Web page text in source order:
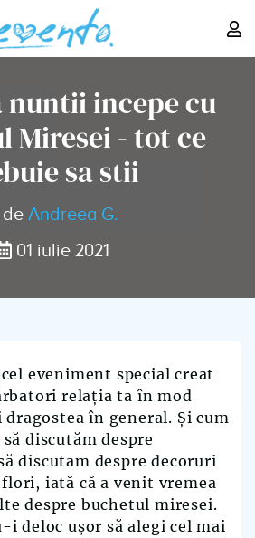
nuntii incepe cu
Miresei - tot ce
sa stii
Andreea G.
01 iulie 2021
eveniment special creat
relația ta în mod
în general. Și cum
discutăm despre
discutam despre decoruri
iată că a venit vremea
despre buchetul miresei.
i deloc ușor să alegi cel mai